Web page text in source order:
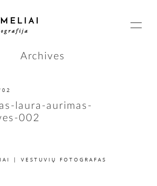
Archives
laura-aurimas-
002
| VESTUVIŲ FOTOGRAFAS